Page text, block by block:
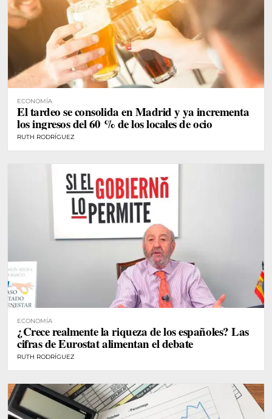
ECONOMÍA
El tardeo se consolida en Madrid y ya incrementa
los ingresos del 60 % de los locales de ocio
RUTH RODRÍGUEZ
ECONOMÍA
¿Crece realmente la riqueza de los españoles? Las
cifras de Eurostat alimentan el debate
RUTH RODRÍGUEZ